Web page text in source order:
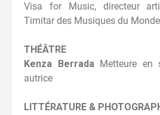
Visa for Music, directeur
Timitar des Musiques du Monde
THÉÂTRE
Kenza Berrada Metteure en
autrice
LITTÉRATURE &